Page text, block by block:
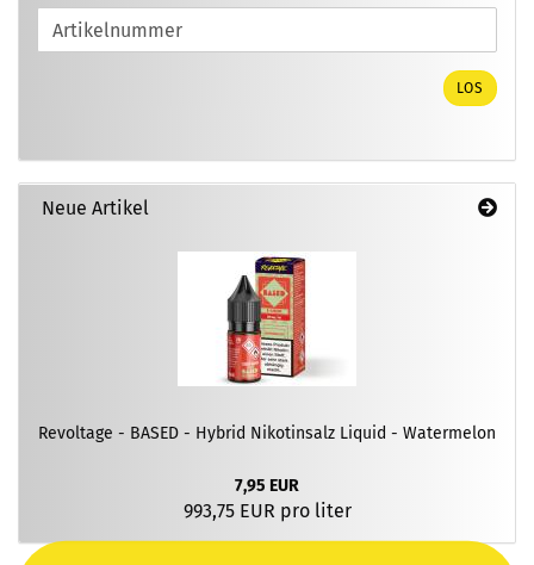
SIE
DIE
LOS
Neue Artikel
Revoltage - BASED - Hybrid Nikotinsalz Liquid - Watermelon
7,95 EUR
993,75 EUR pro liter